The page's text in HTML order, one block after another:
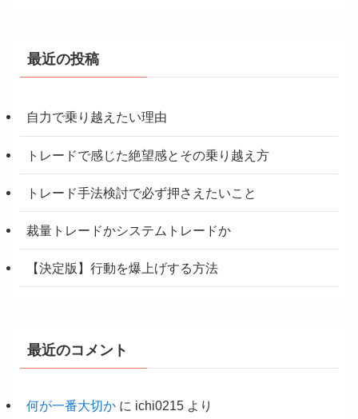
最近の投稿
自力で乗り越えたい理由
トレードで感じた絶望感とその乗り越え方
トレード手法検討で必ず押さえたいこと
裁量トレードかシステムトレードか
【決定版】行動を爆上げする方法
最近のコメント
何が一番大切かに ichi0215より